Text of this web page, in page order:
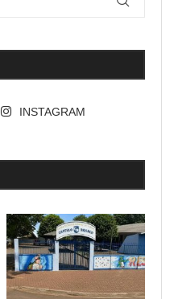
INSTAGRAM